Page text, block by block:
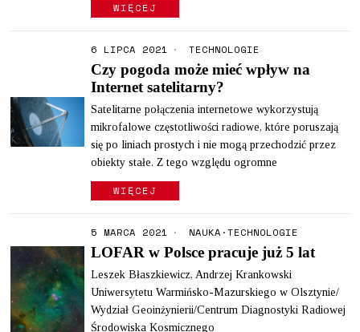
WIĘCEJ
6 LIPCA 2021 TECHNOLOGIE
Czy pogoda może mieć wpływ na
Internet satelitarny?
Satelitarne połączenia internetowe wykorzystują
mikrofalowe częstotliwości radiowe, które poruszają
się po liniach prostych i nie mogą przechodzić przez
obiekty stałe. Z tego względu ogromne
WIĘCEJ
5 MARCA 2021 NAUKA ·TECHNOLOGIE
LOFAR w Polsce pracuje już 5 lat
Leszek Błaszkiewicz, Andrzej Krankowski
Uniwersytetu Warmińsko-Mazurskiego w Olsztynie/
Wydział Geoinżynierii/Centrum Diagnostyki Radiowej
Środowiska Kosmicznego